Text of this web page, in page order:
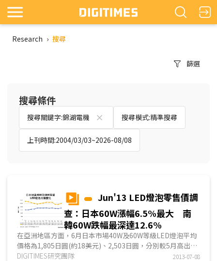
Research › 搜尋
篩選
搜尋條件
搜尋關鍵字:錦湖電機 搜尋模式:精準搜尋
上刊時間:2004/03/03~2026-08/08
Jun'13 LED燈泡零售價調
查：日本60W漲幅6.5%最大 南
韓60W跌幅最深達12.6%
在亞洲地區方面，6月日本市場40W及60W等級LED燈泡平均
價格為1,805日圓(約18美元)、2,503日圓，分別較5月高出
5%、6.5%。南韓市場40W及60W等級均價為14,897韓元(約
DIGITIMES研究團隊 2013-07-08